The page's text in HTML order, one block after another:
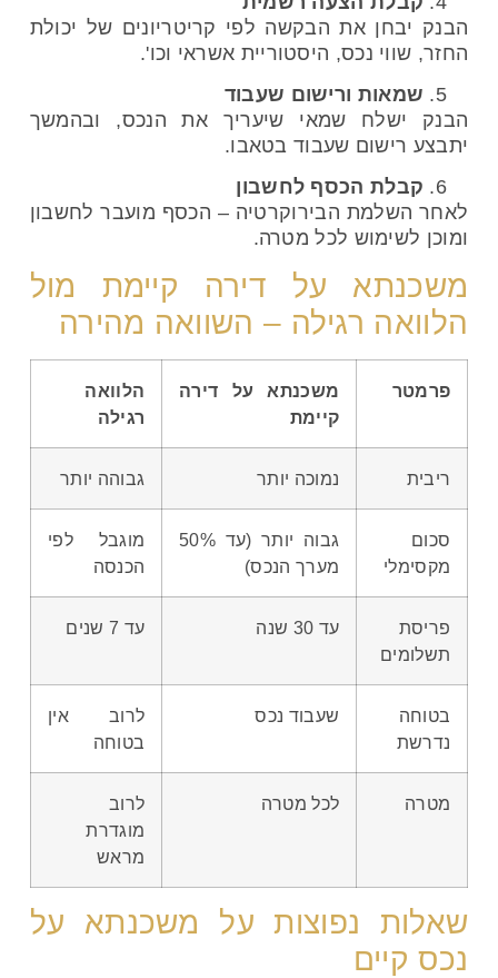
הבנק יבחן את הבקשה לפי קריטריונים של יכולת
החזר, שווי נכס, היסטוריית אשראי וכו'.
שמאות ורישום שעבוד
הבנק ישלח שמאי שיעריך את הנכס, ובהמשך
יתבצע רישום שעבוד בטאבו.
קבלת הכסף לחשבון
לאחר השלמת הבירוקרטיה – הכסף מועבר לחשבון
ומוכן לשימוש לכל מטרה.
משכנתא על דירה קיימת מול
הלוואה רגילה – השוואה מהירה
פרמטר
משכנתא על דירה
קיימת
הלוואה
רגילה
ריבית נמוכה יותר גבוהה יותר
סכום
מקסימלי
גבוה יותר (עד 50%
מערך הנכס)
מוגבל לפי
הכנסה
פריסת
תשלומים
עד 30 שנה עד 7 שנים
בטוחה
נדרשת
שעבוד נכס
לרוב אין
בטוחה
מטרה לכל מטרה
לרוב
מוגדרת
מראש
שאלות נפוצות על משכנתא על
נכס קיים